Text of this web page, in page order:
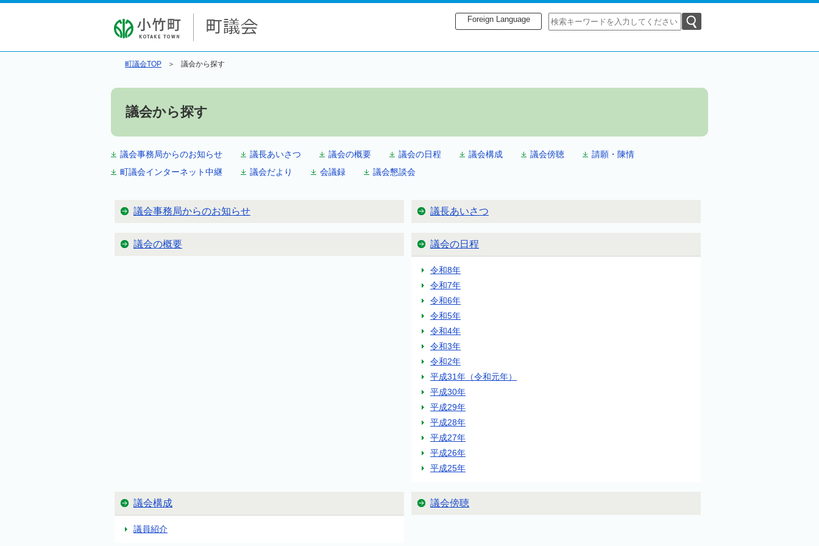
Foreign Language
町議会TOP 議会から探す
議会から探す
議会事務局からのお知らせ 議長あいさつ 議会の概要 議会の日程 議会構成 議会傍聴
請願・陳情
町議会インターネット中継
議会だより 会議録 議会懇談会
議会事務局からのお知らせ 議長あいさつ
議会の概要 議会の日程
令和8年
令和7年
令和6年
令和5年
令和4年
令和3年
令和2年
平成31年（令和元年）
平成30年
平成29年
平成28年
平成27年
平成26年
平成25年
議会構成
議員紹介
議会傍聴